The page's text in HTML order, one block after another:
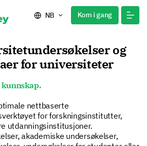
NB Kom i gang
og
for universiteter
nettbaserte
for forskningsinstitutter,
utdanningsinstitusjoner.
akademiske undersøkelser,